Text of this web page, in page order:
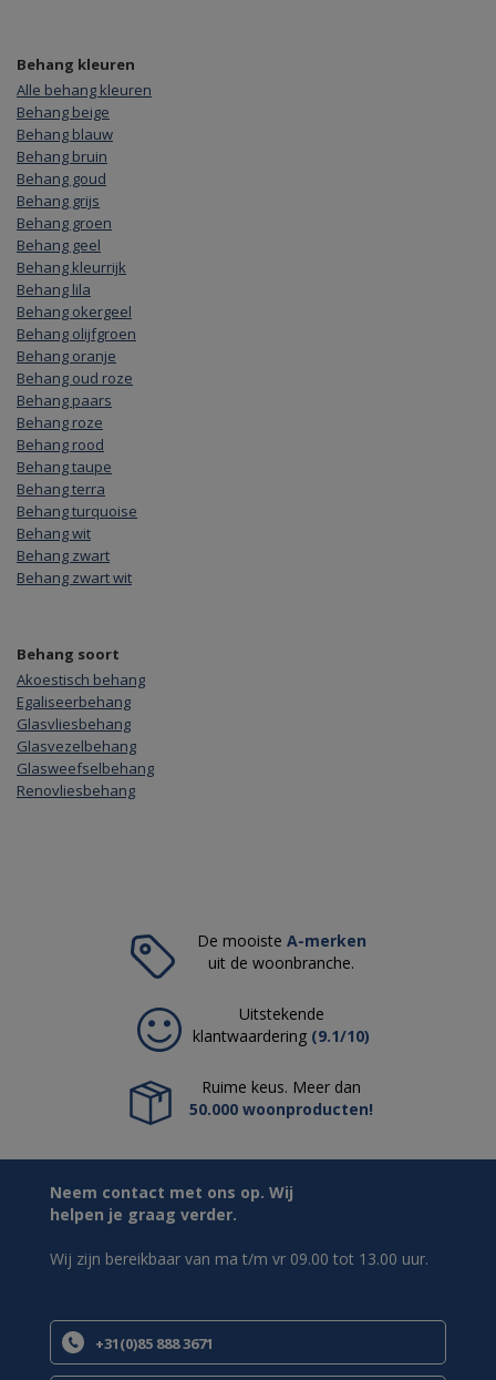
Behang kleuren
Alle behang kleuren
Behang beige
Behang blauw
Behang bruin
Behang goud
Behang grijs
Behang groen
Behang geel
Behang kleurrijk
Behang lila
Behang okergeel
Behang olijfgroen
Behang oranje
Behang oud roze
Behang paars
Behang roze
Behang rood
Behang taupe
Behang terra
Behang turquoise
Behang wit
Behang zwart
Behang zwart wit
Behang soort
Akoestisch behang
Egaliseerbehang
Glasvliesbehang
Glasvezelbehang
Glasweefselbehang
Renovliesbehang
De mooiste A-merken
uit de woonbranche.
Uitstekende
klantwaardering (9.1/10)
Ruime keus. Meer dan
50.000 woonproducten!
Neem contact met ons op. Wij
helpen je graag verder.
Wij zijn bereikbaar van ma t/m vr 09.00 tot 13.00 uur.
+31(0)85 888 3671